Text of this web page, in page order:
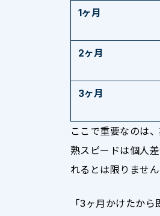
1ヶ月
2ヶ月
3ヶ月
ここで重要なのは
熟スピードは個人
れるとは限りません
「3ヶ月かけたか